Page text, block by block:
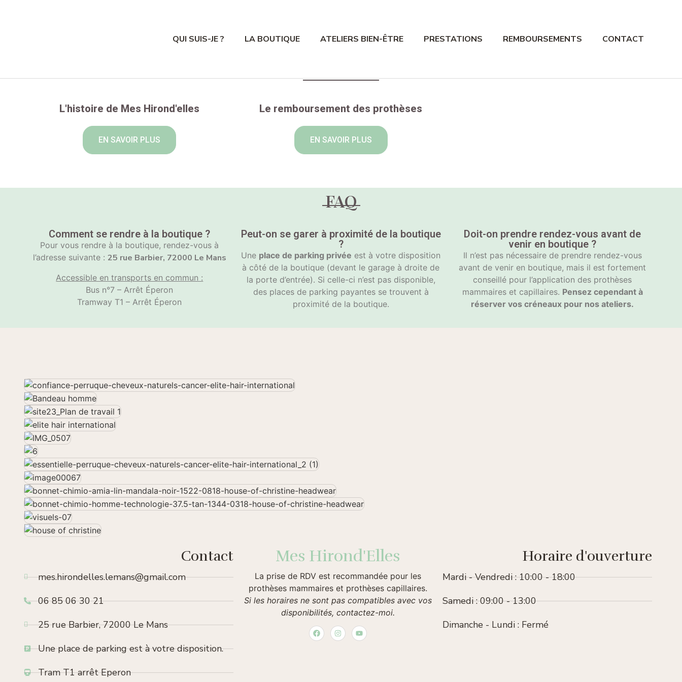
QUI SUIS-JE ? LA BOUTIQUE ATELIERS BIEN-ÊTRE PRESTATIONS REMBOURSEMENTS CONTACT
L'histoire de Mes Hirond'elles
EN SAVOIR PLUS
Le remboursement des prothèses
EN SAVOIR PLUS
FAQ
Comment se rendre à la boutique ?
Pour vous rendre à la boutique, rendez-vous à
l’adresse suivante : 25 rue Barbier, 72000 Le Mans
Accessible en transports en commun :
Bus n°7 – Arrêt Éperon
Tramway T1 – Arrêt Éperon
Peut-on se garer à proximité de la boutique
?
Une place de parking privée est à votre disposition
à côté de la boutique (devant le garage à droite de
la porte d’entrée). Si celle-ci n’est pas disponible,
des places de parking payantes se trouvent à
proximité de la boutique.
Doit-on prendre rendez-vous avant de
venir en boutique ?
Il n’est pas nécessaire de prendre rendez-vous
avant de venir en boutique, mais il est fortement
conseillé pour l’application des prothèses
mammaires et capillaires. Pensez cependant à
réserver vos créneaux pour nos ateliers.
Contact
mes.hirondelles.lemans@gmail.com
06 85 06 30 21
25 rue Barbier, 72000 Le Mans
Une place de parking est à votre disposition.
Tram T1 arrêt Eperon
Mes Hirond'Elles
La prise de RDV est recommandée pour les
prothèses mammaires et prothèses capillaires.
Si les horaires ne sont pas compatibles avec vos
disponibilités, contactez-moi.
Horaire d'ouverture
Mardi - Vendredi : 10:00 - 18:00
Samedi : 09:00 - 13:00
Dimanche - Lundi : Fermé